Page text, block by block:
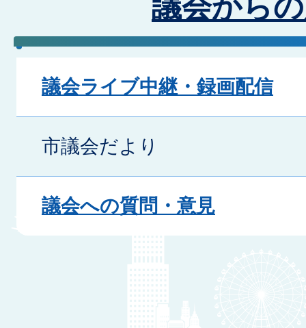
議会ライブ中継・録画配信
市議会だより
議会への質問・意見